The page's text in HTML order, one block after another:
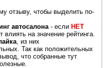
отзыву, чтобы выделить по-
автосалона- если НЕТ
влиять на значение рейтинга.
, из них
Так как положительных
что собранные тут